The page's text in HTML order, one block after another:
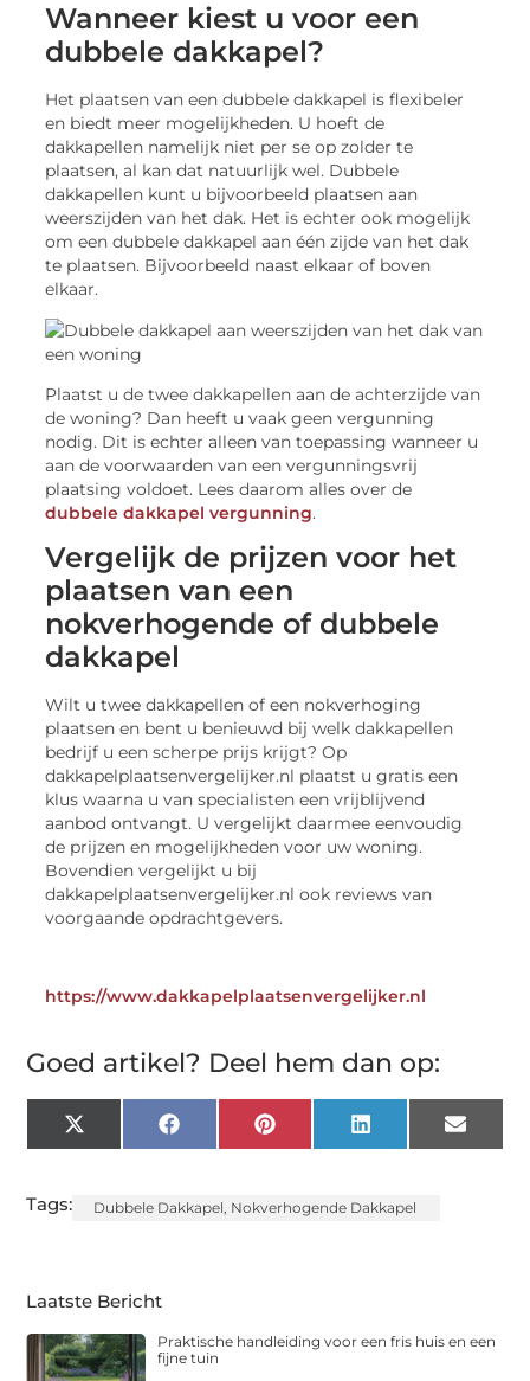
Wanneer kiest u voor een
dubbele dakkapel?
Het plaatsen van een dubbele dakkapel is flexibeler
en biedt meer mogelijkheden. U hoeft de
dakkapellen namelijk niet per se op zolder te
plaatsen, al kan dat natuurlijk wel. Dubbele
dakkapellen kunt u bijvoorbeeld plaatsen aan
weerszijden van het dak. Het is echter ook mogelijk
om een dubbele dakkapel aan één zijde van het dak
te plaatsen. Bijvoorbeeld naast elkaar of boven
elkaar.
Plaatst u de twee dakkapellen aan de achterzijde van
de woning? Dan heeft u vaak geen vergunning
nodig. Dit is echter alleen van toepassing wanneer u
aan de voorwaarden van een vergunningsvrij
plaatsing voldoet. Lees daarom alles over de
dubbele dakkapel vergunning.
Vergelijk de prijzen voor het
plaatsen van een
nokverhogende of dubbele
dakkapel
Wilt u twee dakkapellen of een nokverhoging
plaatsen en bent u benieuwd bij welk dakkapellen
bedrijf u een scherpe prijs krijgt? Op
dakkapelplaatsenvergelijker.nl plaatst u gratis een
klus waarna u van specialisten een vrijblijvend
aanbod ontvangt. U vergelijkt daarmee eenvoudig
de prijzen en mogelijkheden voor uw woning.
Bovendien vergelijkt u bij
dakkapelplaatsenvergelijker.nl ook reviews van
voorgaande opdrachtgevers.
https://www.dakkapelplaatsenvergelijker.nl
Goed artikel? Deel hem dan op:
X
(Twitter)
FacebookPinterest LinkedIn Email
Tags: Dubbele Dakkapel, Nokverhogende Dakkapel
Laatste Bericht
Praktische handleiding voor een fris huis en een
fijne tuin